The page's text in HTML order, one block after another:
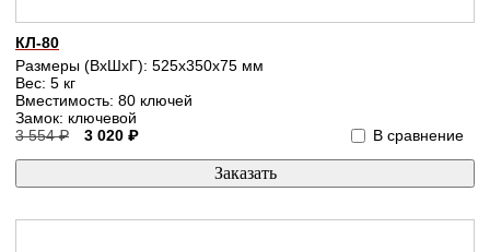
В сравнение
КЛ-80
Размеры (ВхШхГ): 525x350x75 мм
Вес: 5 кг
Вместимость: 80 ключей
Замок: ключевой
3 554 ₽
3 020 ₽